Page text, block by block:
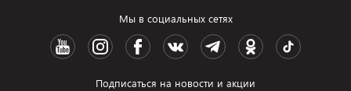
Мы в социальных сетях
Подписаться на новости и акции